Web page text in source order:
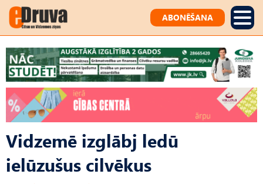
ABONĒŠANA
Vidzemē izglābj ledū
ielūzušus cilvēkus